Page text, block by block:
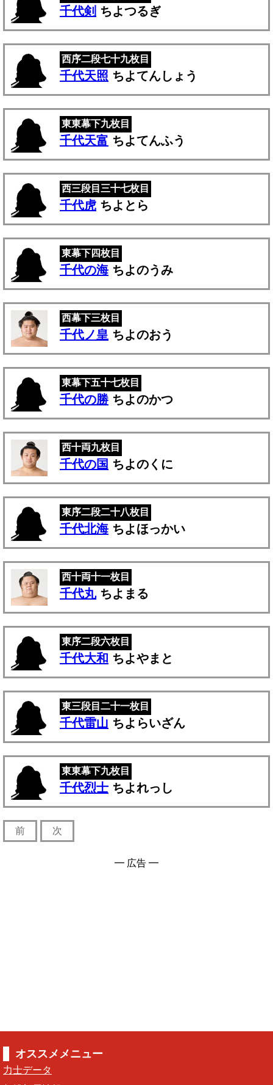
千代剣 ちよつるぎ
西序二段七十九枚目
千代天照 ちよてんしょう
東東幕下九枚目
千代天富 ちよてんふう
西三段目三十七枚目
千代虎 ちよとら
東幕下四枚目
千代の海ちよのうみ
西幕下三枚目
千代ノ皇 ちよのおう
東幕下五十七枚目
千代の勝ちよのかつ
西十両九枚目
千代の国 ちよのくに
東序二段二十八枚目
千代北海ちよほっかい
西十両十一枚目
千代丸ちよまる
東序二段六枚目
千代大和 ちよやまと
東三段目二十一枚目
千代雷山 ちよらいざん
東東幕下九枚目
千代烈士 ちよれっし
前 次
━ 広告 ━
オススメメニュー
力士データ